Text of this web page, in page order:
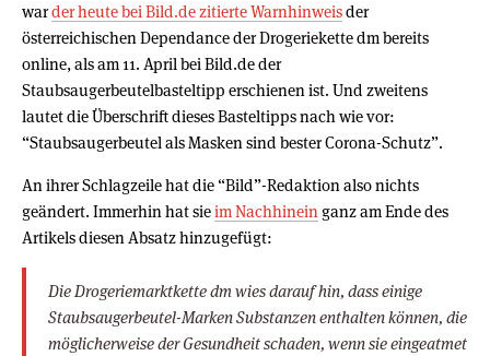
warder heute bei Bild.de zitierte Warnhinweisder
österreichischen Dependance der Drogeriekette dm bereits
online, als am 11. April bei Bild.de der
Staubsaugerbeutelbasteltipp erschienen ist. Und zweitens
lautet die Überschrift dieses Basteltipps nach wie vor:
“Staubsaugerbeutel als Masken sind bester Corona-Schutz”.
An ihrer Schlagzeile hat die “Bild”-Redaktion also nichts
geändert. Immerhin hat sieim Nachhineinganz am Ende des
Artikels diesen Absatz hinzugefügt:
Die Drogeriemarktkette dm wies darauf hin, dass einige
Staubsaugerbeutel-Marken Substanzen enthalten können, die
möglicherweise der Gesundheit schaden, wenn sie eingeatmet